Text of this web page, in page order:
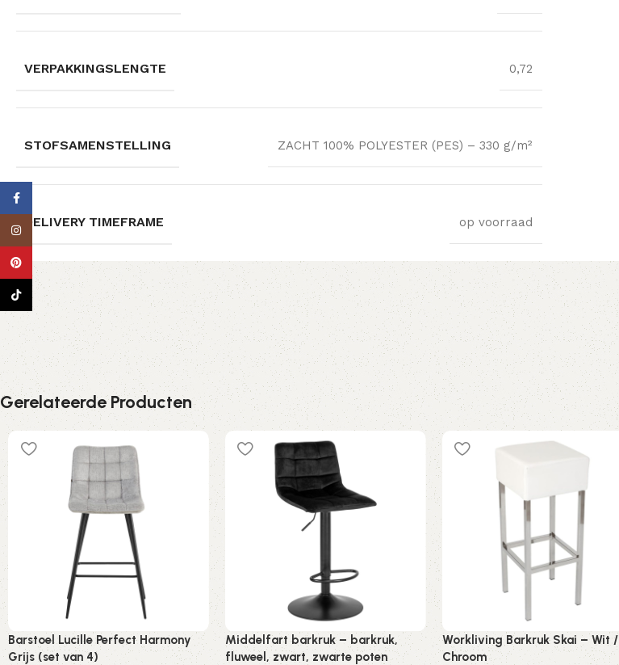
VERPAKKINGSLENGTE 0,72
STOFSAMENSTELLING ZACHT 100% POLYESTER (PES) – 330 g/m²
DELIVERY TIMEFRAME op voorraad
Gerelateerde Producten
Barstoel Lucille Perfect Harmony
Grijs (set van 4)
Middelfart barkruk – barkruk,
fluweel, zwart, zwarte poten
Workliving Barkruk Skai – Wit /
Chroom
Instagram
Pinterest
TikTok